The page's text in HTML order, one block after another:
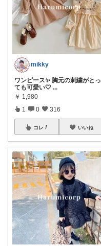
mikky
ワンピース✨ 胸元の刺繍がとっ
ても可愛い🤍 ...
￥ 1,980
1 0 316
コレ いいね